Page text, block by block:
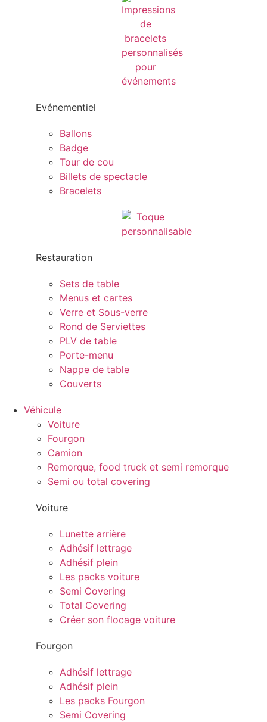
Evénementiel
Ballons
Badge
Tour de cou
Billets de spectacle
Bracelets
Restauration
Sets de table
Menus et cartes
Verre et Sous-verre
Rond de Serviettes
PLV de table
Porte-menu
Nappe de table
Couverts
Véhicule
Voiture
Fourgon
Camion
Remorque, food truck et semi remorque
Semi ou total covering
Voiture
Lunette arrière
Adhésif lettrage
Adhésif plein
Les packs voiture
Semi Covering
Total Covering
Créer son flocage voiture
Fourgon
Adhésif lettrage
Adhésif plein
Les packs Fourgon
Semi Covering